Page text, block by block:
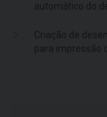
automático do
Criação de
para impressão